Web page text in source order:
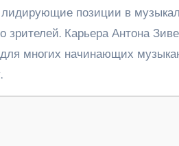
позиции в
зрителей. Карьера Антона
многих начинающих